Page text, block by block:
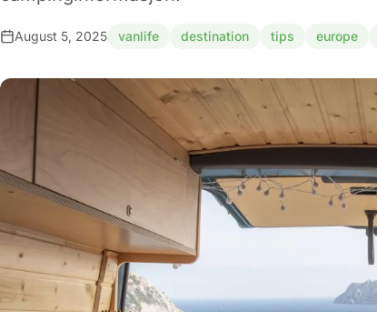
August 5, 2025 vanlife destination tips europe